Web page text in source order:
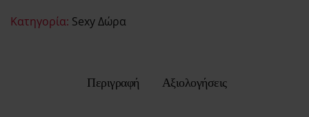
Κατηγορία: Sexy Δώρα
Περιγραφή Αξιολογήσεις